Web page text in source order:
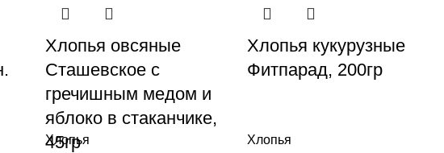
Хлопья овсяные
Сташевское с
гречишным медом и
яблоко в стаканчике,
45гр
Хлопья
Хлопья кукурузные
Фитпарад, 200гр
Хлопья